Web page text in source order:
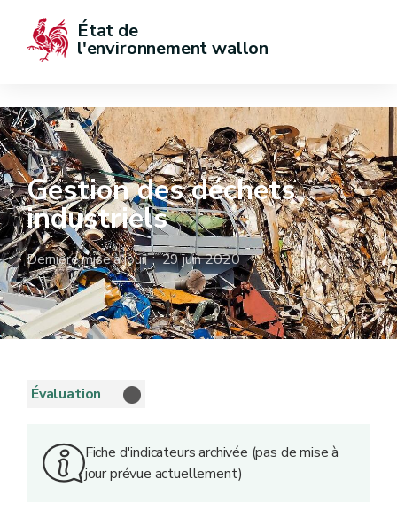
État de
l'environnement wallon
Gestion des déchets
industriels
Dernière mise à jour : 29 juin 2020
Évaluation
Fiche d'indicateurs archivée (pas de mise à
jour prévue actuellement)